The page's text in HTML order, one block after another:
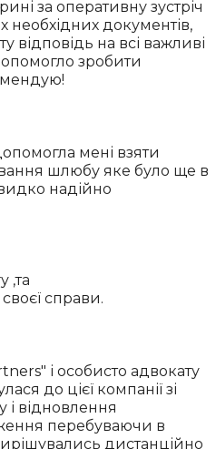
за оперативну зустріч
необхідних документів,
відповідь на всі важливі
зробити
мені взяти
шлюбу яке було ще в
надійно
,та
справи.
і особисто адвокату
до цієї компанії зі
відновлення
перебуваючи в
дистанційно